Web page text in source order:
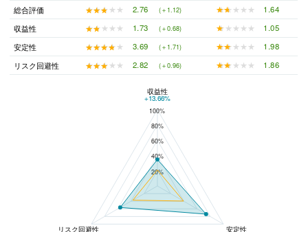
総合評価
★★★★★
★★★★★ 2.76 (＋1.12) ★★★★★
★★★★★
1.64
収益性
★★★★★
★★★★★ 1.73 (＋0.68) ★★★★★
★★★★★
1.05
安定性
★★★★★
★★★★★ 3.69 (＋1.71) ★★★★★
★★★★★
1.98
リスク回避性
★★★★★
★★★★★ 2.82 (＋0.96) ★★★★★
★★★★★ 1.86
100%
80%
60%
40%
20%
収益性
+13.66%
リスク回避性 安定性